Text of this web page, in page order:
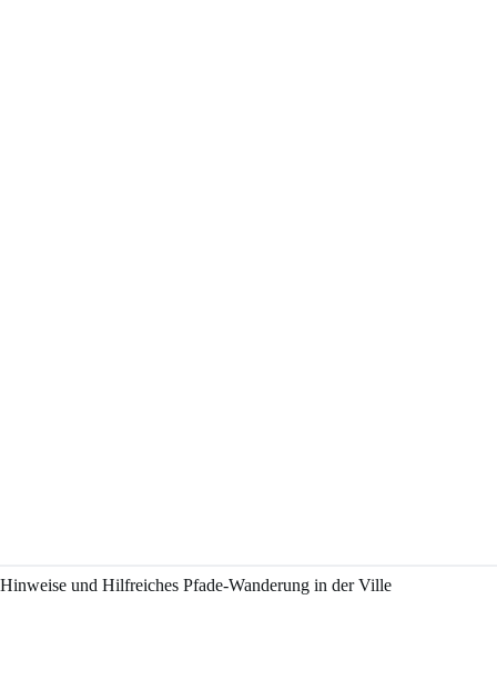
Hinweise und Hilfreiches Pfade-Wanderung in der Ville